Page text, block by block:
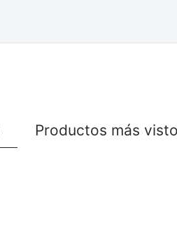
Productos más